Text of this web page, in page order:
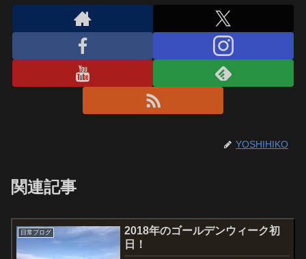
YOSHIHIKO
関連記事
日常ブログ
2018年のゴールデンウィーク初
日！